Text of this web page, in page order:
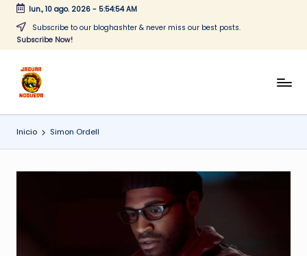
Saltar
lun., 10 ago. 2026- 5:54:54 AM
Subscribe to our bloghashter & never miss our best posts.
Subscribe Now!
J
a
g
CONTENIDO
Inicio Simon Ordell